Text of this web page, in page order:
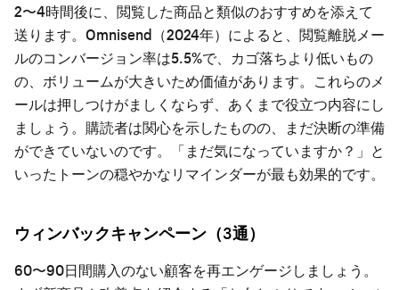
2〜4時間後に、閲覧した商品と類似のおすすめを添えて
送ります。Omnisend（2024年）によると、閲覧離脱メー
ルのコンバージョン率は5.5%で、カゴ落ちより低いもの
の、ボリュームが大きいため価値があります。これらのメ
ールは押しつけがましくならず、あくまで役立つ内容にし
ましょう。購読者は関心を示したものの、まだ決断の準備
ができていないのです。「まだ気になっていますか？」と
いったトーンの穏やかなリマインダーが最も効果的です。
ウィンバックキャンペーン（3通）
60〜90日間購入のない顧客を再エンゲージしましょう。